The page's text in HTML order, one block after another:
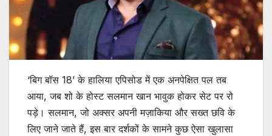
‘बिग बॉस 18’ के हालिया एपिसोड में एक अनपेक्षित पल तब
आया, जब शो के होस्ट सलमान खान भावुक होकर सेट पर रो
पड़े। सलमान, जो अक्सर अपनी मज़ाकिया और सख्त छवि के
लिए जाने जाते हैं, इस बार दर्शकों के सामने कुछ ऐसा खुलासा